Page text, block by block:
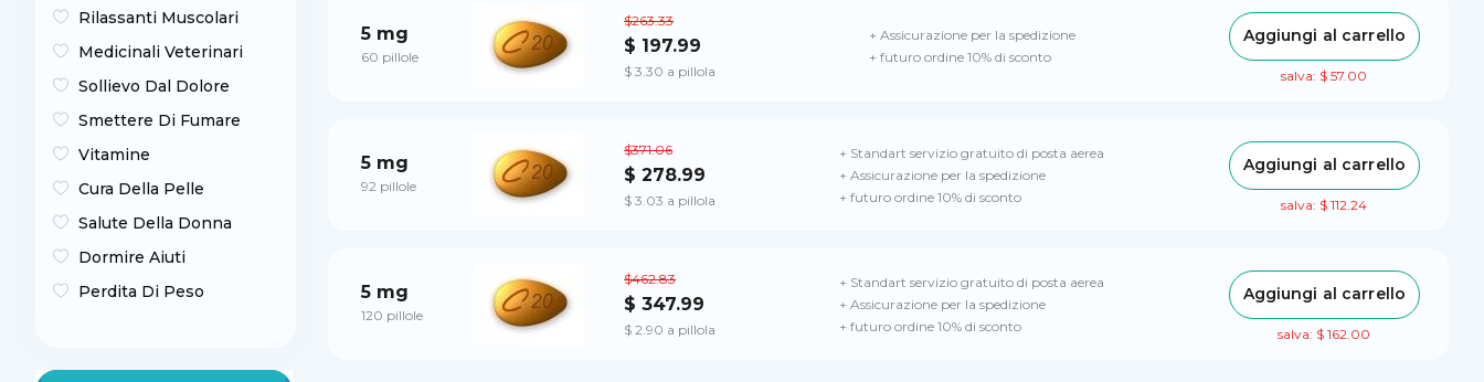
Rilassanti Muscolari
Medicinali Veterinari
Sollievo Dal Dolore
Smettere Di Fumare
Vitamine
Cura Della Pelle
Salute Della Donna
Dormire Aiuti
Perdita Di Peso
5 mg
60 pillole
$263.33
$ 197.99
$ 3.30 a pillola
+ Assicurazione per la spedizione
+ futuro ordine 10% di sconto
Aggiungi al carrello
salva: $ 57.00
5 mg
92 pillole
$371.06
$ 278.99
$ 3.03 a pillola
+ Standart servizio gratuito di posta aerea
+ Assicurazione per la spedizione
+ futuro ordine 10% di sconto
Aggiungi al carrello
salva: $ 112.24
5 mg
120 pillole
$462.83
$ 347.99
$ 2.90 a pillola
+ Standart servizio gratuito di posta aerea
+ Assicurazione per la spedizione
+ futuro ordine 10% di sconto
Aggiungi al carrello
salva: $ 162.00